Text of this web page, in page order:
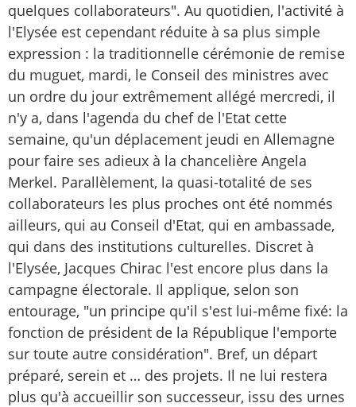
quelques collaborateurs". Au quotidien, l'activité à
l'Elysée est cependant réduite à sa plus simple
expression : la traditionnelle cérémonie de remise
du muguet, mardi, le Conseil des ministres avec
un ordre du jour extrêmement allégé mercredi, il
n'y a, dans l'agenda du chef de l'Etat cette
semaine, qu'un déplacement jeudi en Allemagne
pour faire ses adieux à la chancelière Angela
Merkel. Parallèlement, la quasi-totalité de ses
collaborateurs les plus proches ont été nommés
ailleurs, qui au Conseil d'Etat, qui en ambassade,
qui dans des institutions culturelles. Discret à
l'Elysée, Jacques Chirac l'est encore plus dans la
campagne électorale. Il applique, selon son
entourage, "un principe qu'il s'est lui-même fixé: la
fonction de président de la République l'emporte
sur toute autre considération". Bref, un départ
préparé, serein et … des projets. Il ne lui restera
plus qu'à accueillir son successeur, issu des urnes